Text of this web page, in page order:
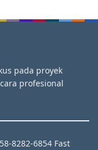
pada proyek
profesional
8282-6854 Fast